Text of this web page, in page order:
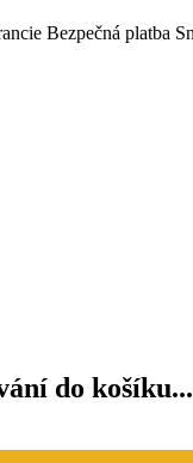
Bezpečná platba
do košíku...